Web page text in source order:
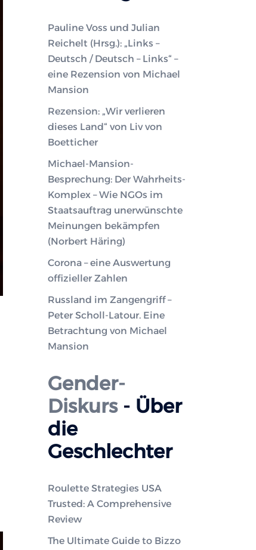
Pauline Voss und Julian
Reichelt (Hrsg.): „Links –
Deutsch / Deutsch – Links“ –
eine Rezension von Michael
Mansion
Rezension: „Wir verlieren
dieses Land“ von Liv von
Boetticher
Michael-Mansion-
Besprechung: Der Wahrheits-
Komplex – Wie NGOs im
Staatsauftrag unerwünschte
Meinungen bekämpfen
(Norbert Häring)
Corona – eine Auswertung
offizieller Zahlen
Russland im Zangengriff –
Peter Scholl-Latour. Eine
Betrachtung von Michael
Mansion
Gender-
Diskurs- Über
die
Geschlechter
Roulette Strategies USA
Trusted: A Comprehensive
Review
The Ultimate Guide to Bizzo